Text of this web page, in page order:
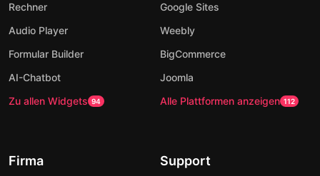
Rechner
Audio Player
Formular Builder
AI-Chatbot
Zu allen Widgets 94
Google Sites
Weebly
BigCommerce
Joomla
Alle Plattformen anzeigen 112
Firma Support